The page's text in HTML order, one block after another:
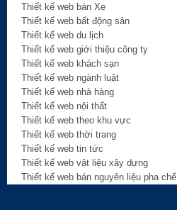
Thiết kế web bán Xe
Thiết kế web bất động sản
Thiết kế web du lịch
Thiết kế web giới thiệu công ty
Thiết kế web khách sạn
Thiết kế web ngành luật
Thiết kế web nhà hàng
Thiết kế web nội thất
Thiết kế web theo khu vực
Thiết kế web thời trang
Thiết kế web tin tức
Thiết kế web vật liệu xây dựng
Thiết kế web bán nguyên liệu pha chế